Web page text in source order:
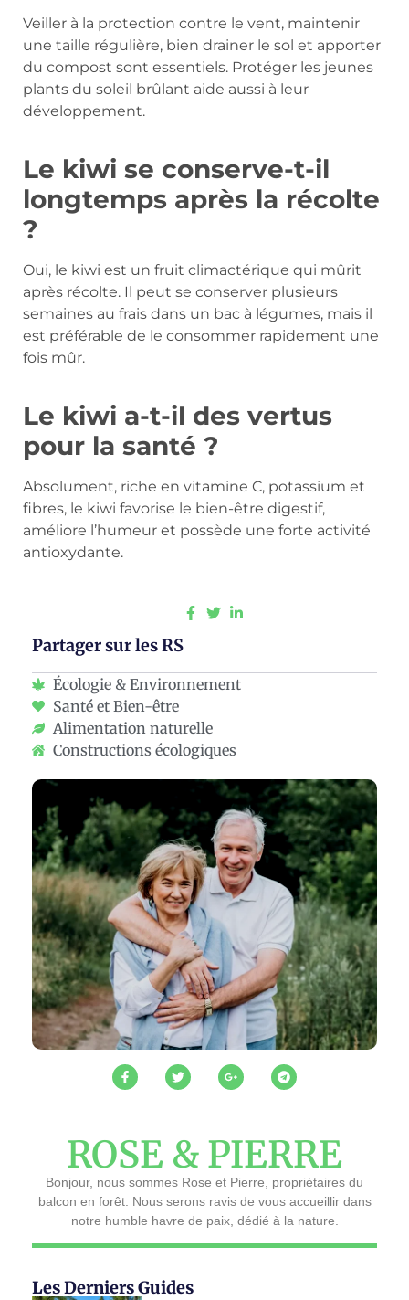
Veiller à la protection contre le vent, maintenir
une taille régulière, bien drainer le sol et apporter
du compost sont essentiels. Protéger les jeunes
plants du soleil brûlant aide aussi à leur
développement.
Le kiwi se conserve-t-il
longtemps après la récolte
?
Oui, le kiwi est un fruit climactérique qui mûrit
après récolte. Il peut se conserver plusieurs
semaines au frais dans un bac à légumes, mais il
est préférable de le consommer rapidement une
fois mûr.
Le kiwi a-t-il des vertus
pour la santé ?
Absolument, riche en vitamine C, potassium et
fibres, le kiwi favorise le bien-être digestif,
améliore l’humeur et possède une forte activité
antioxydante.
Partager sur les RS
Écologie & Environnement
Santé et Bien-être
Alimentation naturelle
Constructions écologiques
ROSE & PIERRE
Bonjour, nous sommes Rose et Pierre, propriétaires du
balcon en forêt. Nous serons ravis de vous accueillir dans
notre humble havre de paix, dédié à la nature.
Les Derniers Guides